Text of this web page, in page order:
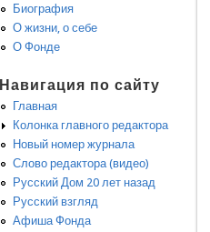
Биография
О жизни, о себе
О Фонде
Навигация по сайту
Главная
Колонка главного редактора
Новый номер журнала
Слово редактора (видео)
Русский Дом 20 лет назад
Русский взгляд
Афиша Фонда